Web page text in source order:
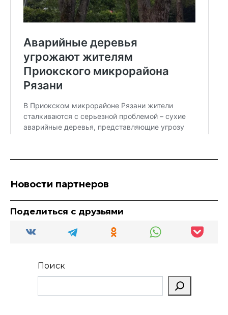
Новости партнеров
Поделиться с друзьями
Поиск